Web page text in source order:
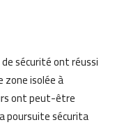
sécurité ont réussi
isolée à
ont peut-être
poursuite sécurita